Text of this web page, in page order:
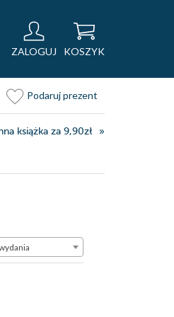
ZALOGUJ KOSZYK
Podaruj prezent
książka za 9,90zł